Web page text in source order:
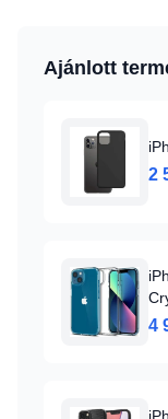
Ajánlott
2
4